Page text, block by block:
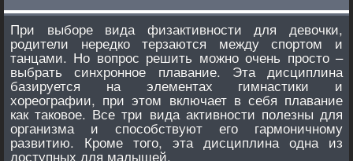
При выборе вида физактивности для девочки,
родители нередко терзаются между спортом и
танцами. Но вопрос решить можно очень просто –
выбрать синхронное плавание. Эта дисциплина
базируется на элементах гимнастики и
хореографии, при этом включает в себя плавание
как таковое. Все три вида активности полезны для
организма и способствуют его гармоничному
развитию. Кроме того, эта дисциплина одна из
доступных для малышей.